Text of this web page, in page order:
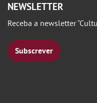
NEWSLETTER
Receba a newsletter
Subscrever